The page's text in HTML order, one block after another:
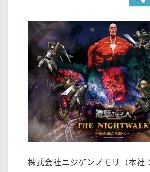
株式会社ニジゲンノモリ（本社